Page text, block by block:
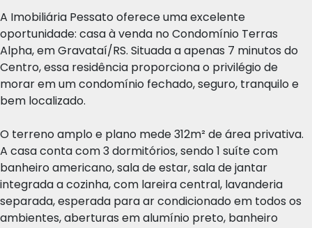
A Imobiliária Pessato oferece uma excelente
oportunidade: casa à venda no Condomínio Terras
Alpha, em Gravataí/RS. Situada a apenas 7 minutos do
Centro, essa residência proporciona o privilégio de
morar em um condomínio fechado, seguro, tranquilo e
bem localizado.
O terreno amplo e plano mede 312m² de área privativa.
A casa conta com 3 dormitórios, sendo 1 suíte com
banheiro americano, sala de estar, sala de jantar
integrada a cozinha, com lareira central, lavanderia
separada, esperada para ar condicionado em todos os
ambientes, aberturas em alumínio preto, banheiro